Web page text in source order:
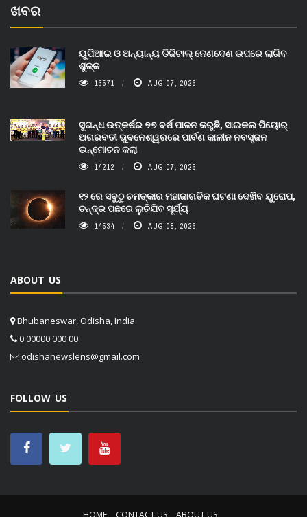
ଖବର
ୟୁପିଆଇ ଓ ଅନ୍ୟାନ୍ୟ ଡିଜିଟାଲ୍ ନେଣଦେଣ ଉପରେ ଲାଗିବ
ଶୁଳ୍କ
13571 AUG 07, 2026
ସୁଗନ୍ଧ ଉତ୍କର୍ଷର ୭୭ ବର୍ଷ ପାଳନ କରୁଛି, ସାଇକଲ ପିୟୋର୍‌
ଅଗରବତୀ ଭୁବନେଶ୍ୱରରେ ପାର୍ବଣ କାଳୀନ ନବସୃଜନ
ଉନ୍ମୋଚନ କଲା
14212 AUG 07, 2026
୧୨ ରେ ସବୁଠୁ ଚମତ୍କାର ମହାଜାଗତିକ ଘଟଣା ଦେଖିବ ୟୁରୋପ,
ଚନ୍ଦ୍ର ପଛରେ ଲୁଚିଯିବ ସୂର୍ଯ୍ୟ
14534 AUG 08, 2026
ABOUT US
Bhubaneswar, Odisha, India
0 00000 000 00
odishanewslens@gmail.com
FOLLOW US